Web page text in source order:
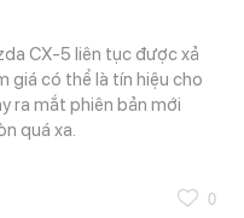
CX-5 liên tục được xả
giá có thể là tín hiệu cho
ra mắt phiên bản mới
quá xa.
0